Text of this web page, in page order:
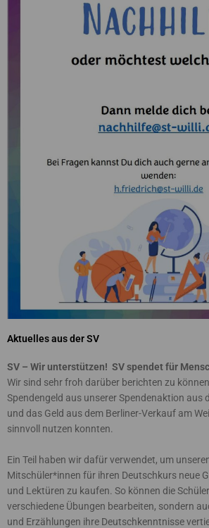
Aktuelles aus der SV
SV – Wir unterstützen! SV spendet für
Wir sind sehr froh darüber berichten zu
Spendengeld aus unserer Spendenaktion aus
und das Geld aus dem Berliner-Verkauf am
sinnvoll nutzen konnten.
Ein Teil haben wir dafür verwendet, um
Mitschüler*innen für ihren Deutschkurs neue
und Lektüren zu kaufen. So können die
verschiedene Übungen bearbeiten, sondern
und Erzählungen ihre Deutschkenntnisse